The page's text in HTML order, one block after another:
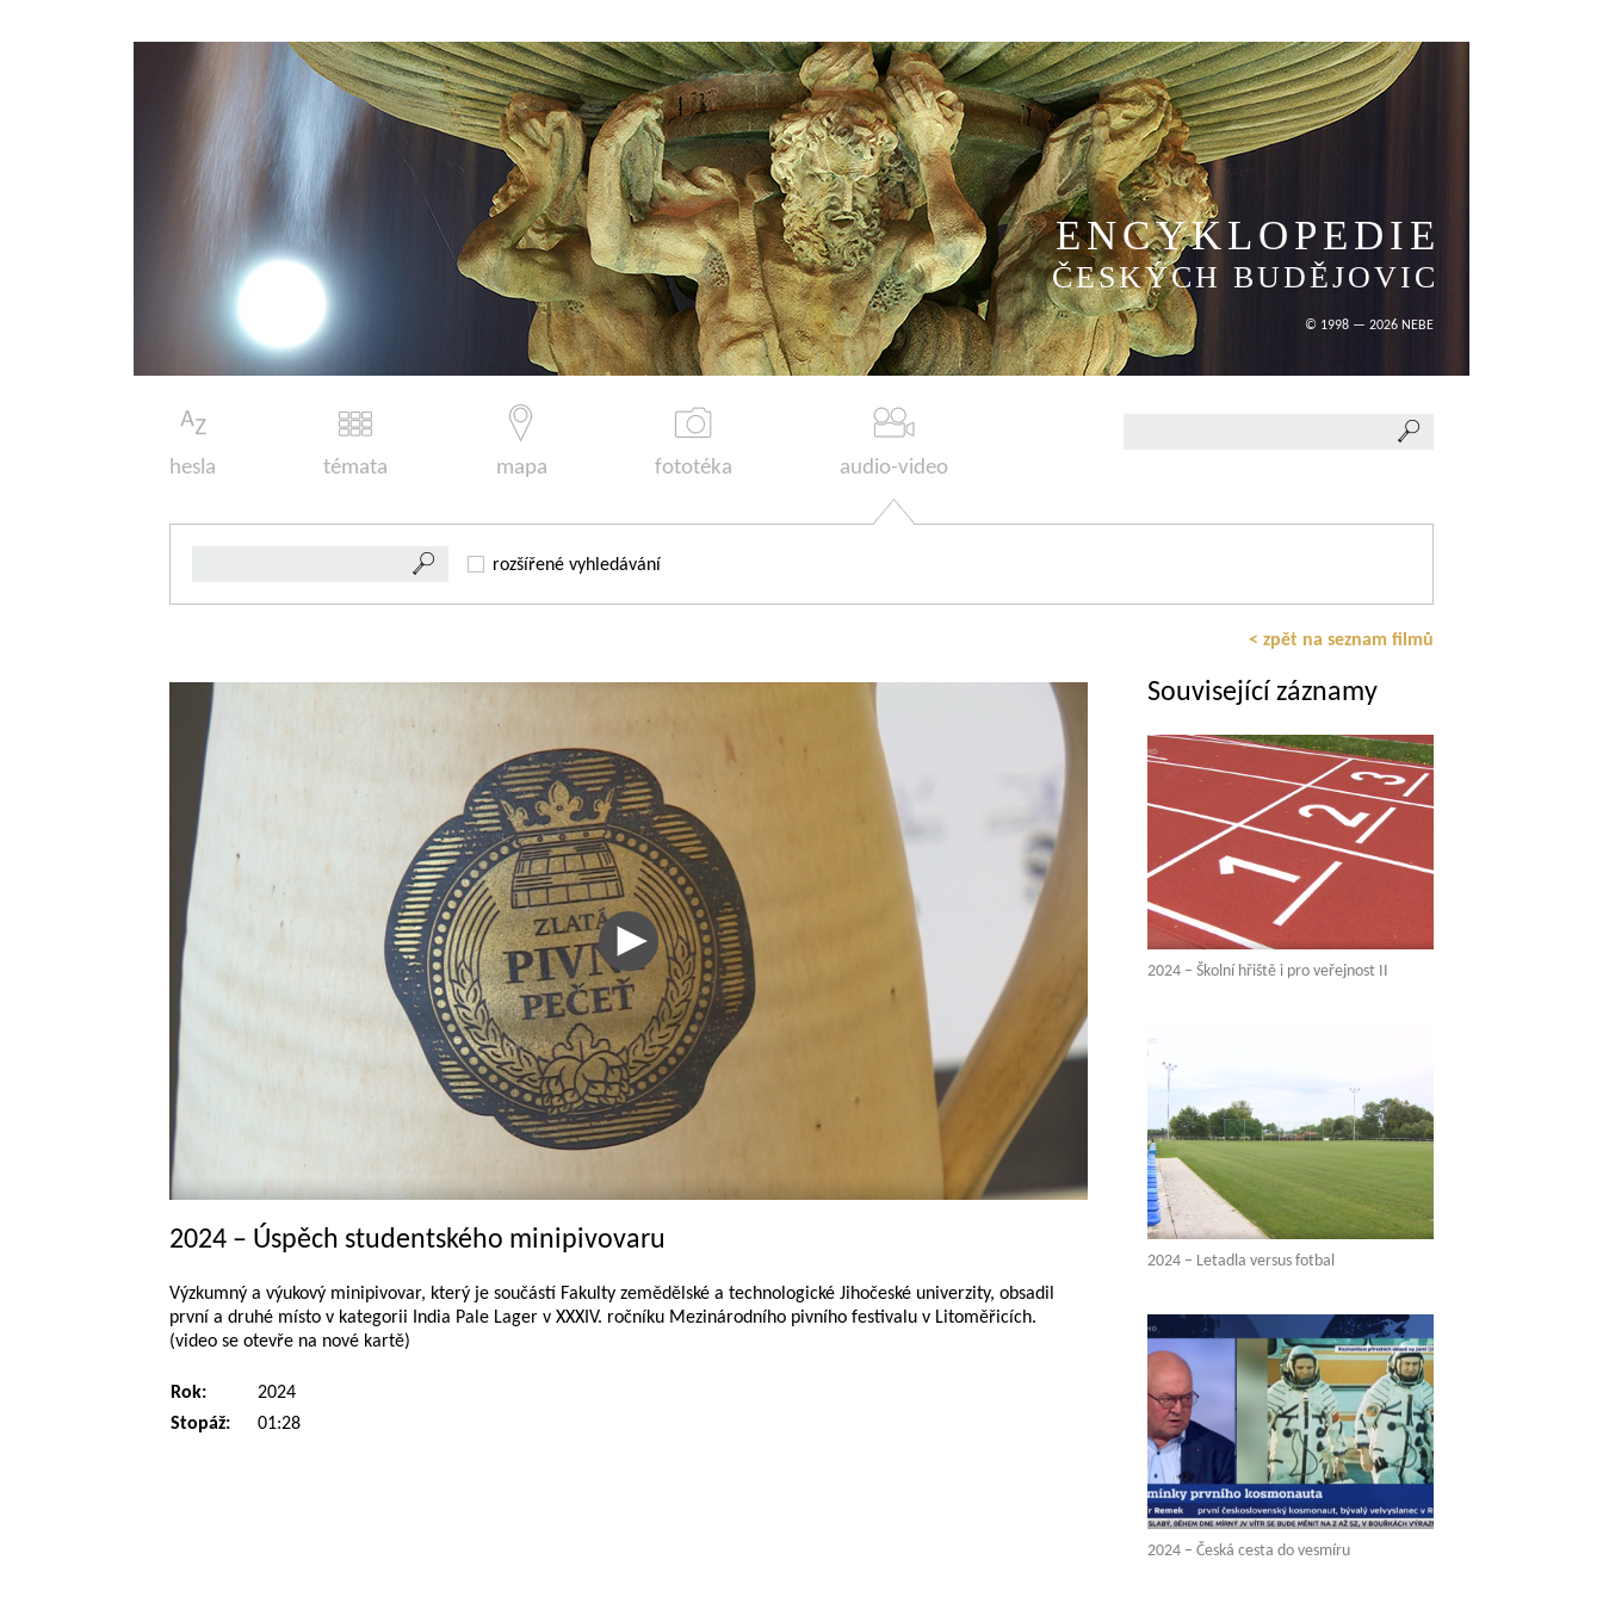
ENCYKLOPEDIE
ČESKÝCH BUDĚJOVIC
© 1998 — 2026 NEBE
hesla témata mapa fototéka audio-video
rozšířené vyhledávání
< zpět na seznam filmů
2024 – Úspěch studentského minipivovaru
Výzkumný a výukový minipivovar, který je součástí Fakulty zemědělské a technologické Jihočeské univerzity, obsadil
první a druhé místo v kategorii India Pale Lager v XXXIV. ročníku Mezinárodního pivního festivalu v Litoměřicích.
(video se otevře na nové kartě)
Rok:
2024
Stopáž:
01:28
Související záznamy
2024 – Školní hřiště i pro veřejnost II
2024 – Letadla versus fotbal
2024 – Česká cesta do vesmíru